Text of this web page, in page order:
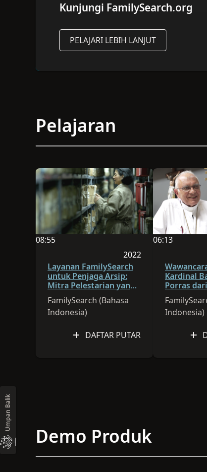
Kunjungi FamilySearch.org
PELAJARI LEBIH LANJUT
Pelajaran
08:55
Durasi video adalah 08:552022
Sesi dipublikasikan
Layanan FamilySearch
untuk Penjaga Arsip:
Mitra Pelestarian yang
Andal Sejak 1894
FamilySearch (Bahasa
Indonesia)
DAFTAR PUTAR
06:13
Durasi video
Kardinal
Porras
Indonesia)
Demo Produk
Umpan Balik